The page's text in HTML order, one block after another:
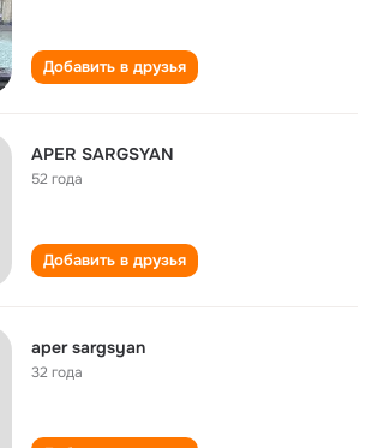
Добавить в друзья
APER SARGSYAN
52 года
Добавить в друзья
aper sargsyan
32 года